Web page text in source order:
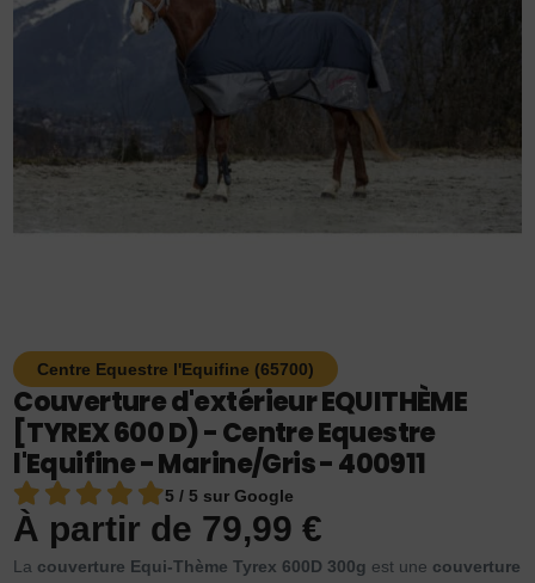
Centre Equestre l'Equifine (65700)
Couverture d'extérieur EQUITHÈME
[TYREX 600 D) - Centre Equestre
l'Equifine - Marine/Gris - 400911
5 / 5 sur Google
À partir de 79,99€
La couverture Equi-Thème Tyrex 600D 300g est une couverture